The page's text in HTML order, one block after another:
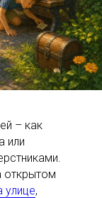
– как
или
открытом
улице,